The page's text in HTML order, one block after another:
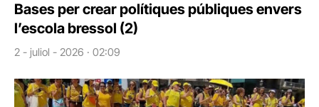
Bases per crear polítiques públiques envers
l’escola bressol (2)
2 - juliol - 2026 · 02:09